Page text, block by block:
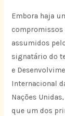
Embora haja
assumidos
signatário do
e
Internacional
Nações
que um dos